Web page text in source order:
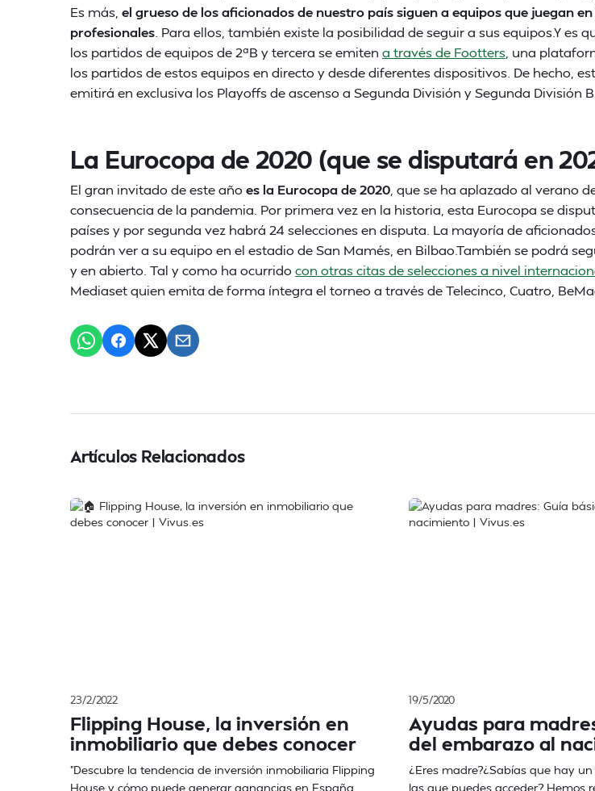
Es más, el grueso de los aficionados de nuestro país siguen a equipos que juegan
profesionales . Para ellos, también existe la posibilidad de seguir a sus equipos.Y es
los partidos de equipos de 2ªB y tercera se emiten a través de Footters , una
los partidos de estos equipos en directo y desde diferentes dispositivos. De hecho,
emitirá en exclusiva los Playoffs de ascenso a Segunda División y Segunda División B.
La Eurocopa de 2020 (que se disputará en
El gran invitado de este año es la Eurocopa de 2020 , que se ha aplazado al verano
consecuencia de la pandemia. Por primera vez en la historia, esta Eurocopa se
países y por segunda vez habrá 24 selecciones en disputa. La mayoría de
podrán ver a su equipo en el estadio de San Mamés, en Bilbao.También se podrá
y en abierto. Tal y como ha ocurrido con otras citas de selecciones a nivel
Mediaset quien emita de forma íntegra el torneo a través de Telecinco, Cuatro,
Artículos Relacionados
23/2/2022
Flipping House, la inversión en
inmobiliario que debes conocer
"Descubre la tendencia de inversión inmobiliaria Flipping
House y cómo puede generar ganancias en España.
19/5/2020
Ayudas para
del embarazo al
¿Eres madre?¿Sabías que hay
las que puedes acceder? Hemos